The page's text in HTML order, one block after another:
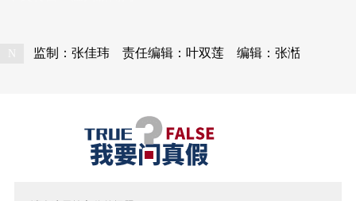
N 监制：张佳玮 责任编辑：叶双莲 编辑：张湉